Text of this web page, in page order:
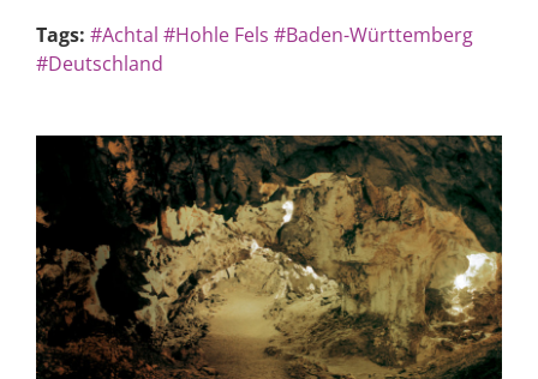
Tags: #Achtal #Hohle Fels #Baden-Württemberg
#Deutschland